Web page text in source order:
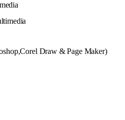
Draw & Page Maker)